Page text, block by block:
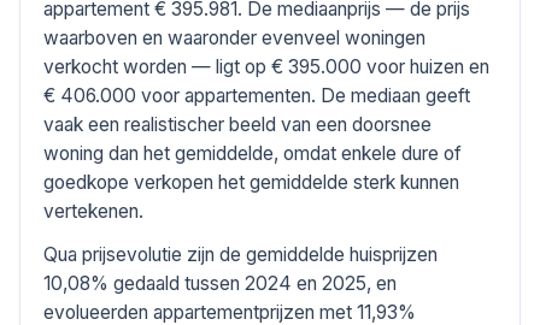
appartement € 395.981. De mediaanprijs — de prijs
waarboven en waaronder evenveel woningen
verkocht worden — ligt op € 395.000 voor huizen en
€ 406.000 voor appartementen. De mediaan geeft
vaak een realistischer beeld van een doorsnee
woning dan het gemiddelde, omdat enkele dure of
goedkope verkopen het gemiddelde sterk kunnen
vertekenen.
Qua prijsevolutie zijn de gemiddelde huisprijzen
10,08% gedaald tussen 2024 en 2025, en
evolueerden appartementprijzen met 11,93%